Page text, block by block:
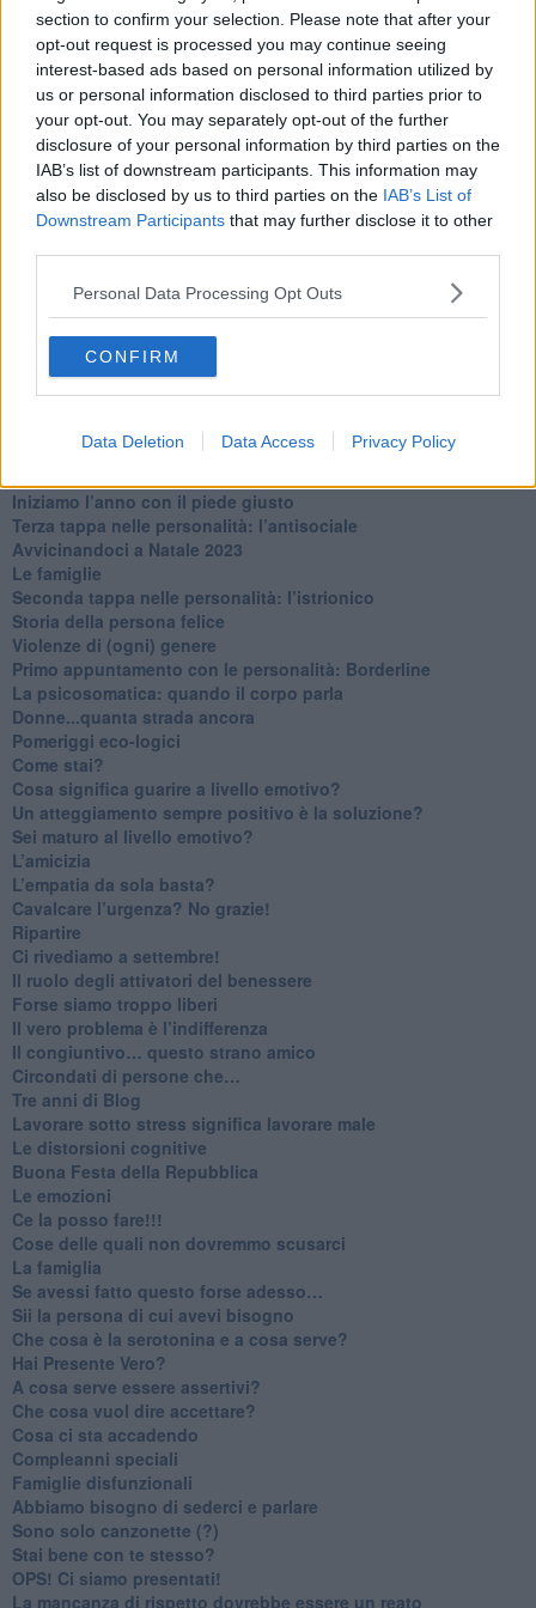
section to confirm your selection. Please note that after your
opt-out request is processed you may continue seeing
interest-based ads based on personal information utilized by
us or personal information disclosed to third parties prior to
your opt-out. You may separately opt-out of the further
disclosure of your personal information by third parties on the
IAB’s list of downstream participants. This information may
also be disclosed by us to third parties on the IAB’s List of
Downstream Participants that may further disclose it to other
Personal Data Processing Opt Outs
CONFIRM
Data Deletion Data Access Privacy Policy
​Il passato, questo conosciuto!
​Clima ballerino e sbalzi d’umore
La maternità
​L’uomo o l’orso?
Non hanno un amico a teatro​
​Tutta una questione di rispetto
​Cose che ci esauriscono
​Vespa che passione!
​Lasciate ai vostri figli il diritto di piangere
​Parole d’amore regalate al vento
​Essere genitori di un adolescente
​Saper pazientare
​Venerdì emozionalmente sostenibile
Ma ti ascolti?
Contornati di persone che…
Che cos’è la dipendenza affettiva?
Quarta tappa nelle personalità: il narcisista
​Iniziamo l’anno con il piede giusto
​Terza tappa nelle personalità: l’antisociale
​Avvicinandoci a Natale 2023
Le famiglie
Seconda tappa nelle personalità: l’istrionico
​Storia della persona felice
Violenze di (ogni) genere
​Primo appuntamento con le personalità: Borderline
La psicosomatica: quando il corpo parla
Donne...quanta strada ancora
​Pomeriggi eco-logici
​Come stai?
Cosa significa guarire a livello emotivo?
​Un atteggiamento sempre positivo è la soluzione?
​Sei maturo al livello emotivo?
​L’amicizia
​L’empatia da sola basta?
​Cavalcare l’urgenza? No grazie!
Ripartire
​Ci rivediamo a settembre!
​Il ruolo degli attivatori del benessere
​Forse siamo troppo liberi
​Il vero problema è l’indifferenza
​Il congiuntivo… questo strano amico
​Circondati di persone che…
​Tre anni di Blog
​Lavorare sotto stress significa lavorare male
​Le distorsioni cognitive
​Buona Festa della Repubblica
Le emozioni
​Ce la posso fare!!!
​Cose delle quali non dovremmo scusarci
​La famiglia
​Se avessi fatto questo forse adesso…
​Sii la persona di cui avevi bisogno
Che cosa è la serotonina e a cosa serve?
​Hai Presente Vero?
A cosa serve essere assertivi?
​Che cosa vuol dire accettare?
​Cosa ci sta accadendo
​Compleanni speciali
​Famiglie disfunzionali
​Abbiamo bisogno di sederci e parlare
Sono solo canzonette (?)
​Stai bene con te stesso?
​OPS! Ci siamo presentati!
​La mancanza di rispetto dovrebbe essere un reato